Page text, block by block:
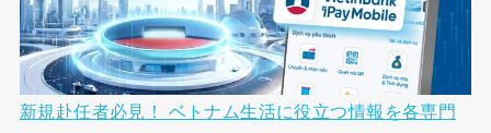
新規赴任者必見！ ベトナム生活に役立つ情報を各専門